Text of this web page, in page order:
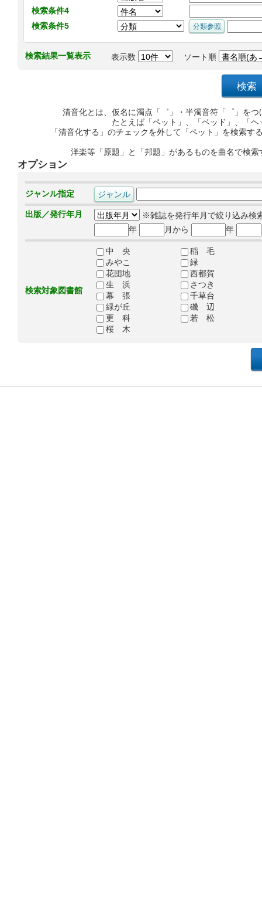
検索条件4
検索条件5
検索結果一覧表示 表示数 ソート順
清音化とは、仮名に濁点「゛」・半濁音符「゜」を
たとえば「ペット」、「ベッド」、「
「清音化する」のチェックを外して「ペット」を検索
洋楽等「原題」と「邦題」があるものを曲名で検
オプション
ジャンル指定
出版／発行年月
※雑誌を発行年月で絞り込み検
年
月から 年
検索対象図書館
中 央
稲 毛
みやこ
緑
花団地
西都賀
生 浜
さつき
幕 張
千草台
緑が丘
磯 辺
更 科
若 松
桜 木